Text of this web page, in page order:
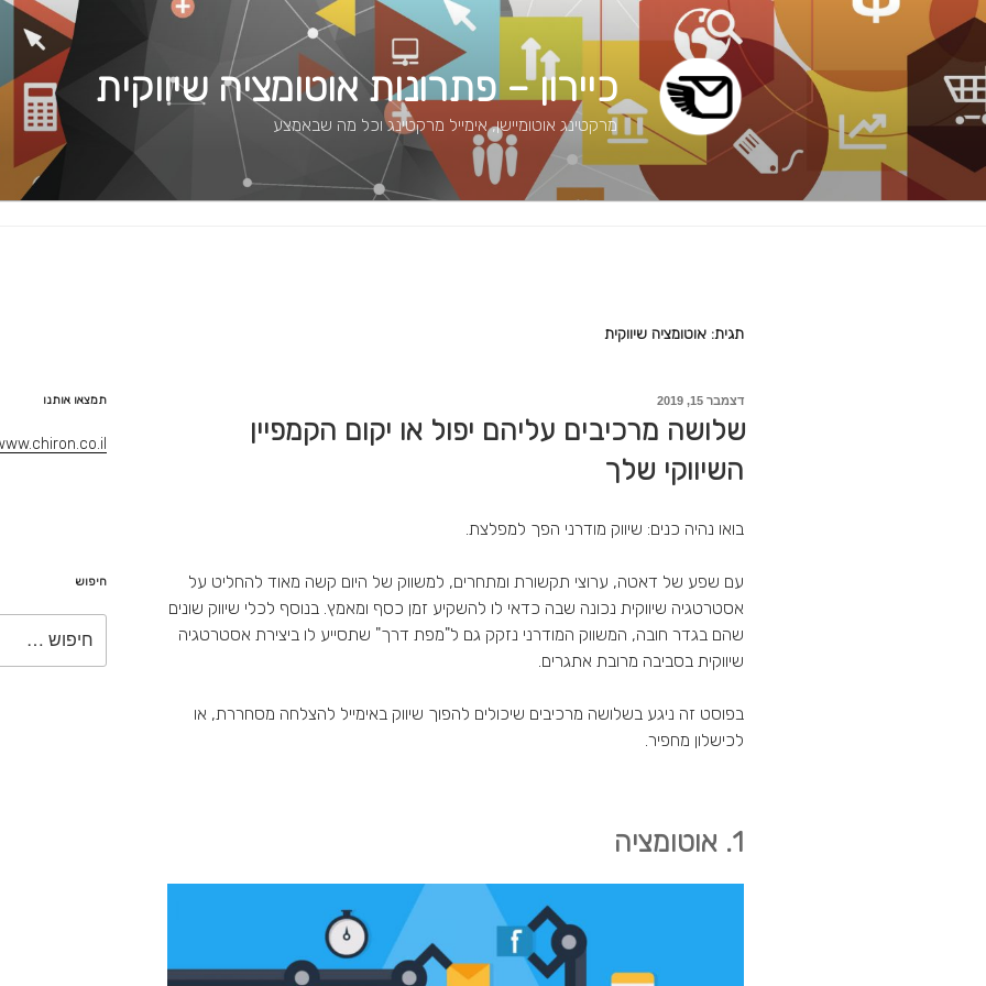
דילוג
לתוכן
כיירון – פתרונות אוטומציה שיווקית
מרקטינג אוטומיישן, אימייל מרקטינג וכל מה שבאמצע
תגית: אוטומציה שיווקית
פורסם
דצמבר 15, 2019
שלושה מרכיבים עליהם יפול או יקום הקמפיין
השיווקי שלך
בואו נהיה כנים: שיווק מודרני הפך למפלצת.
עם שפע של דאטה, ערוצי תקשורת ומתחרים, למשווק של היום קשה מאוד להחליט על
אסטרטגיה שיווקית נכונה שבה כדאי לו להשקיע זמן כסף ומאמץ. בנוסף לכלי שיווק שונים
שהם בגדר חובה, המשווק המודרני נזקק גם ל"מפת דרך" שתסייע לו ביצירת אסטרטגיה
שיווקית בסביבה מרובת אתגרים.
בפוסט זה ניגע בשלושה מרכיבים שיכולים להפוך שיווק באימייל להצלחה מסחררת, או
לכישלון מחפיר.
1. אוטומציה
תמצאו אותנו
חיפוש